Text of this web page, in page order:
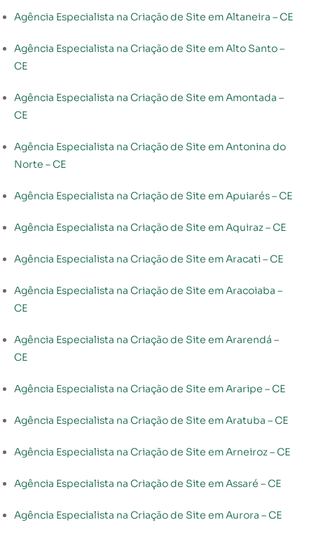
Agência Especialista na Criação de Site em Altaneira – CE
Agência Especialista na Criação de Site em Alto Santo –
CE
Agência Especialista na Criação de Site em Amontada –
CE
Agência Especialista na Criação de Site em Antonina do
Norte – CE
Agência Especialista na Criação de Site em Apuiarés – CE
Agência Especialista na Criação de Site em Aquiraz – CE
Agência Especialista na Criação de Site em Aracati – CE
Agência Especialista na Criação de Site em Aracoiaba –
CE
Agência Especialista na Criação de Site em Ararendá –
CE
Agência Especialista na Criação de Site em Araripe – CE
Agência Especialista na Criação de Site em Aratuba – CE
Agência Especialista na Criação de Site em Arneiroz – CE
Agência Especialista na Criação de Site em Assaré – CE
Agência Especialista na Criação de Site em Aurora – CE